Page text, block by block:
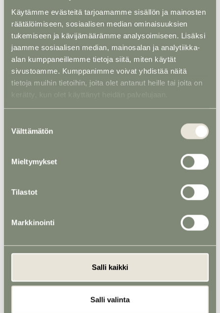
Käytämme evästeitä tarjoamamme sisällön ja mainosten
räätälöimiseen, sosiaalisen median ominaisuuksien
tukemiseen ja kävijämäärämme analysoimiseen. Lisäksi
jaamme sosiaalisen median, mainosalan ja analytiikka-
alan kumppaneillemme tietoja siitä, miten käytät
sivustoamme. Kumppanimme voivat yhdistää näitä
tietoja muihin tietoihin, joita olet antanut heille tai joita on
kerätty, kun olet käyttänyt heidän palvelujaan.
valinta
Välttämätön
Mieltymykset
Tilastot
Markkinointi
Salli kaikki
Salli valinta
Uurna 3 - Valkoinen vanu